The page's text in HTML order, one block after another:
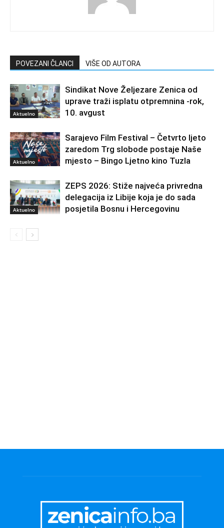
POVEZANI ČLANCI VIŠE OD AUTORA
Aktuelno
Sindikat Nove Željezare Zenica od
uprave traži isplatu otpremnina -rok,
10. avgust
Aktuelno
Sarajevo Film Festival – Četvrto ljeto
zaredom Trg slobode postaje Naše
mjesto – Bingo Ljetno kino Tuzla
Aktuelno
ZEPS 2026: Stiže najveća privredna
delegacija iz Libije koja je do sada
posjetila Bosnu i Hercegovinu